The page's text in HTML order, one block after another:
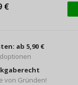
€
ab 5,90 €
von Gründen!